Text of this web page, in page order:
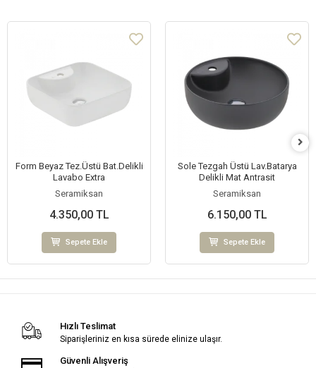
Form Beyaz Tez.Üstü Bat.Delikli
Lavabo Extra
Seramiksan
4.350,00 TL
Sepete Ekle
Sole Tezgah Üstü Lav.Batarya
Delikli Mat Antrasit
Seramiksan
6.150,00 TL
Sepete Ekle
Hızlı Teslimat
Siparişleriniz en kısa sürede elinize ulaşır.
Güvenli Alışveriş